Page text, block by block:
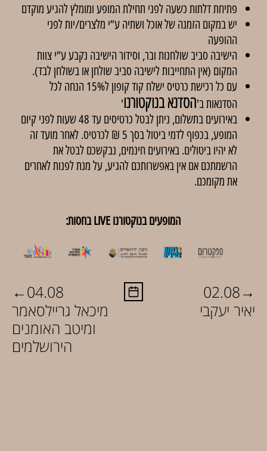
פתיחת דלתות כשעה לפני תחילת המופע ומומלץ להגיע מוקדם
יש במקום הזמנה של אוכל ושתיה ע”י מלצרים/יות לפני
ההופעה
הישיבה סביב שולחנות ובר, וסידור הישיבה נקבע ע”י צוות
המקום (אין התחייבות לישיבה סביב שולחן או בשולחן לבד).
עם כל רכישת כרטיס ישלח קוד קופון ל15% הנחה לכל
הסדנאות ב'הסדנא בנוקטורנו'
באירועים בתשלום, ניתן לבטל כרטיסים עד 48 שעות לפני קיום
המופע, בכפוף לדמי ביטול בסך 5 ₪ לכרטיס. לאחר מועד זה
לא יהיו ביטולים. באירועים חינמים, נבקשכם לבטל את
הרשמתכם אם אין באפשרותכם להגיע, על מנת לפנות לאחרים
את מקומכם.
המופעים בנוקטורנו LIVE בחסות:
←04.08
מיכאל גריילסאמר
ומיטב האומנים
הירושלמים
02.08→
יאיר יעקבי